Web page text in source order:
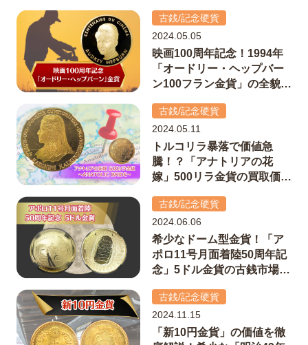
古銭/記念硬貨
2024.05.05
映画100周年記念！1994年
「オードリー・ヘップバー
ン100フラン金貨」の全貌と
古銭/記念硬貨
2024.05.11
トルコリラ暴落で価値急
騰！？「アナトリアの花
嫁」500リラ金貨の買取価値
古銭/記念硬貨
2024.06.06
希少なドーム型金貨！「ア
ポロ11号月面着陸50周年記
念」5ドル金貨の古銭市場で
古銭/記念硬貨
2024.11.15
「新10円金貨」の価値を徹